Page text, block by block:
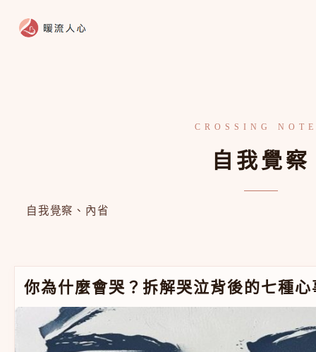
自我覺察
自我覺察、內省
你為什麼會哭？拆解哭泣背後的七種心
你為什麼會哭？拆解哭泣背後的七種心事